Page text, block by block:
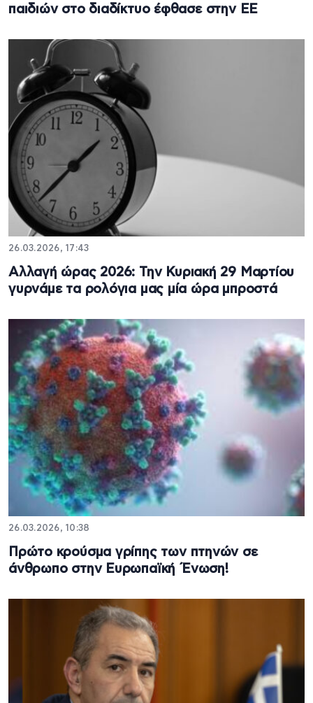
παιδιών στο διαδίκτυο έφθασε στην ΕΕ
26.03.2026, 17:43
Αλλαγή ώρας 2026: Την Κυριακή 29 Μαρτίου
γυρνάμε τα ρολόγια μας μία ώρα μπροστά
26.03.2026, 10:38
Πρώτο κρούσμα γρίπης των πτηνών σε
άνθρωπο στην Ευρωπαϊκή Ένωση!